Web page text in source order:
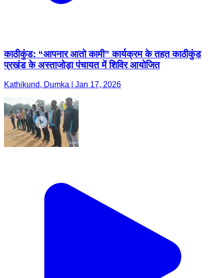
काठीकुंड: “आपनार आतो कामी” कार्यक्रम के तहत काठीकुंड
प्रखंड के अस्ताजोड़ा पंचायत में शिविर आयोजित
Kathikund, Dumka | Jan 17, 2026